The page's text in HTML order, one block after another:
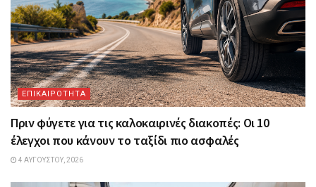
ΕΠΙΚΑΙΡΟΤΗΤΑ
Πριν φύγετε για τις καλοκαιρινές διακοπές: Οι 10
έλεγχοι που κάνουν το ταξίδι πιο ασφαλές
4 ΑΥΓΟΎΣΤΟΥ, 2026